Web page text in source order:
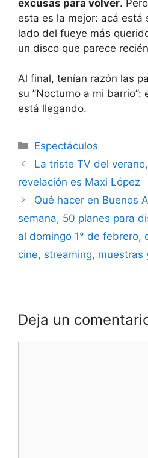
excusas para volver.
esta es la mejor: acá está
lado del fueye más
un disco que parece
Al final, tenían razón las
su ”Nocturno a mi barrio”:
está llegando.
Espectáculos
La triste TV del
revelación es Maxi López
Qué hacer en Buenos
semana, 50 planes para
al domingo 1° de febrero,
cine, streaming, muestras
Deja un